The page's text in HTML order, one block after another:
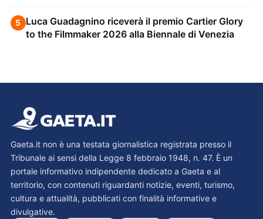
5 Luca Guadagnino riceverà il premio Cartier Glory
to the Filmmaker 2026 alla Biennale di Venezia
Gaeta.it non è una testata giornalistica registrata presso il
Tribunale ai sensi della Legge 8 febbraio 1948, n. 47. È un
portale informativo indipendente dedicato a Gaeta e al
territorio, con contenuti riguardanti notizie, eventi, turismo,
cultura e attualità, pubblicati con finalità informative e
divulgative.